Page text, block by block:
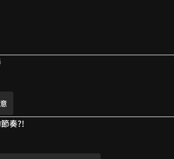
🤣
!!!(一定會非常好看!)but...怎麼沒有後記之類的東西...?
以追更的作品了！
可愛~
奏?!